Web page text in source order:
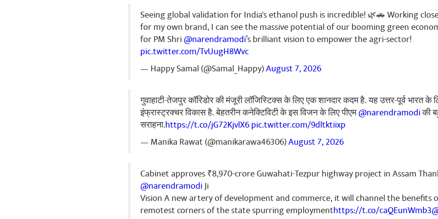
આગળ મૂકો બાકી ભવિષ્યમાં ભાજપ પાર્ટી નો નાશ થઈ જાશે. એક યુવા તરીકે તમને
કાર્યકર્તાને દિલ્હી સુધી પોચડો. આવા કાર્યકર્તા કોઈ દિવસ ભ્રષ્ટાચાર નઈ કરે અને
અમરેલી જિલ્લામાં બેફામ ભ્રષ્ટાચાર થઈ રહીયો છે. રોડ રસ્તા ના કામો સાવ નબળા થઈ
પૈસા પાણીમાં જાય છે. એટલા માટે આવા બિન ભ્રષ્ટાચારી કાર્યકર્તા ને આગળ લાવો.
સોવ થી વધારે પોઇન્ટ અરવિંદભાઈ બી. યાદવ(એ. બી.યાદવ) ના છે. ૭૩ હજાર પોઇન્ટ
છે. એટલા એક્ટિવ હોવા છતાં પાર્ટીના નેતાઓ એ અતિયારે ઝીરો કરી દીધા છે. આવા
પાર્ટીમાં થતો ભ્રષ્ટાચારને અટકાવો. જો ખાલી ભ્રષ્ટાચાર માટે ૩૦ વર્ષ નું બિન
આપવા વિનંતી છે એક યુવા તરીકે. બાકી થોડા જ વર્ષો માં ભાજપ પાર્ટી નું વર્ચસ્વ
થતું જાશે. - અરવિંદ બી. યાદવ (એ.બી યાદવ) પૂર્વ શહેર ભાજપ મહામંત્રી જય હિન્દ
ગુજરાત આપનો યુવા મિત્ર લી.. કુલદીપ અરવિંદભાઈ યાદવ
शेअर करा
Satinder Sabharwal
congratulations 👏
शेअर करा
Seeing global validation for India's ethanol push is incredible! 🌿🚗 Working
for my own brand, I can see the massive potential of our booming green
for PM Shri@narendramodi’s brilliant vision to empower the agri-sector!
pic.twitter.com/TvUugH8Wvc
— Happy Samal (@Samal_Happy)August 7, 2026
गुवाहाटी-तेजपुर कॉरिडोर की मंजूरी लॉजिस्टिक्स के लिए एक शानदार कदम है. यह उत्तर-पूर्व भारत के
इंफ्रास्ट्रक्चर विकास है. बेहतरीन कनेक्टिविटी के इस विजन के लिए पीएम@narendramodiकी
सराहना.https://t.co/jG72KjvlX6pic.twitter.com/9dltktiixp
— Manika Rawat (@manikarawa46306)August 7, 2026
Cabinet approves ₹8,970-crore Guwahati-Tezpur highway project in Assam
@narendramodiJi
Vision A new artery of development and commerce, it will channel the
remotest corners of the state spurring employmenthttps://t.co/caQEunWmb3